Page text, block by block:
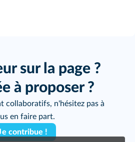
sur la page ?
à proposer ?
collaboratifs, n'hésitez pas à
en faire part.
contribue !